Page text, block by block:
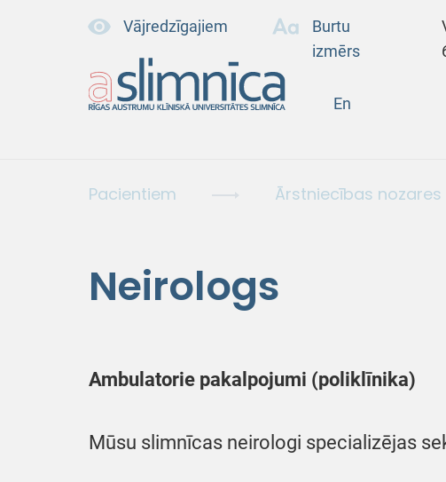
Vājredzīgajiem
Burtu
izmērs
En
Pacientiem Ārstniecības nozares
Neirologs
Ambulatorie pakalpojumi (poliklīnika)
Mūsu slimnīcas neirologi specializējas